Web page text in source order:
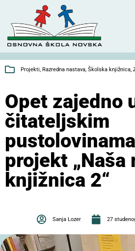
Projekti, Razredna nastava, Školska knjižnica,
Opet zajedno
čitateljskim
projekt „Naša
knjižnica 2“
Sanja Lozer 27